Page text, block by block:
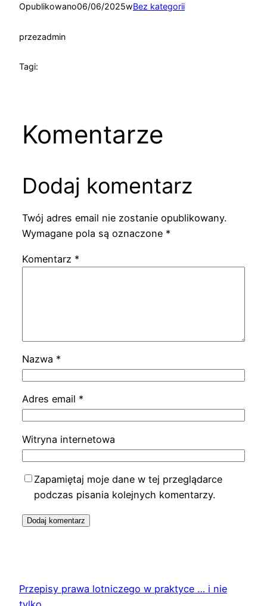
Opublikowano06/06/2025wBez kategorii
przezadmin
Tagi:
Komentarze
Dodaj komentarz
Twój adres email nie zostanie opublikowany.
Wymagane pola są oznaczone *
Komentarz *
Nazwa *
Adres email *
Witryna internetowa
Zapamiętaj moje dane w tej przeglądarce
podczas pisania kolejnych komentarzy.
Przepisy prawa lotniczego w praktyce … i nie